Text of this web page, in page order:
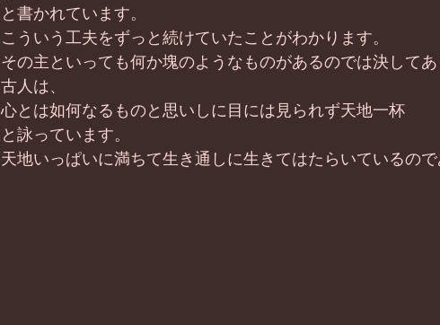
と書かれています。
こういう工夫をずっと続けていたことがわかります。
その主といっても何か塊のようなものがあるのでは決してあ
古人は、
心とは如何なるものと思いしに目には見られず天地一杯
と詠っています。
天地いっぱいに満ちて生き通しに生きてはたらいているので